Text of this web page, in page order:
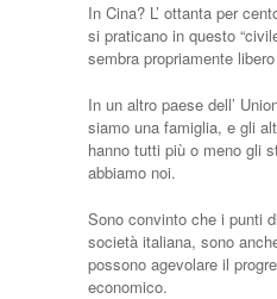
In Cina? L’ ottanta per
si praticano in questo
sembra propriamente
In un altro paese dell’
siamo una famiglia, e gli
hanno tutti più o meno gli
abbiamo noi.
Sono convinto che i punti
società italiana, sono
possono agevolare il
economico.